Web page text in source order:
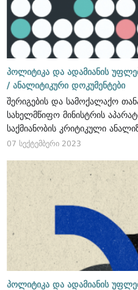
პოლიტიკა და ადამიანის
/ ანალიტიკური დოკუმენტები
შერიგების და სამოქალაქო
სახელმწიფო მინისტრის
საქმიანობის კრიტიკული
07 სექტემბერი 2023
პოლიტიკა და ადამიანის